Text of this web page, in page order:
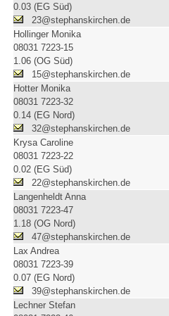
0.03 (EG Süd)
23@stephanskirchen.de
Hollinger Monika
08031 7223-15
1.06 (OG Süd)
15@stephanskirchen.de
Hotter Monika
08031 7223-32
0.14 (EG Nord)
32@stephanskirchen.de
Krysa Caroline
08031 7223-22
0.02 (EG Süd)
22@stephanskirchen.de
Langenheldt Anna
08031 7223-47
1.18 (OG Nord)
47@stephanskirchen.de
Lax Andrea
08031 7223-39
0.07 (EG Nord)
39@stephanskirchen.de
Lechner Stefan